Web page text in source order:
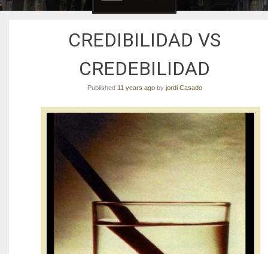
Skip to content
CREDIBILIDAD VS
CREDEBILIDAD
Published 11 years agoby jordi Casado